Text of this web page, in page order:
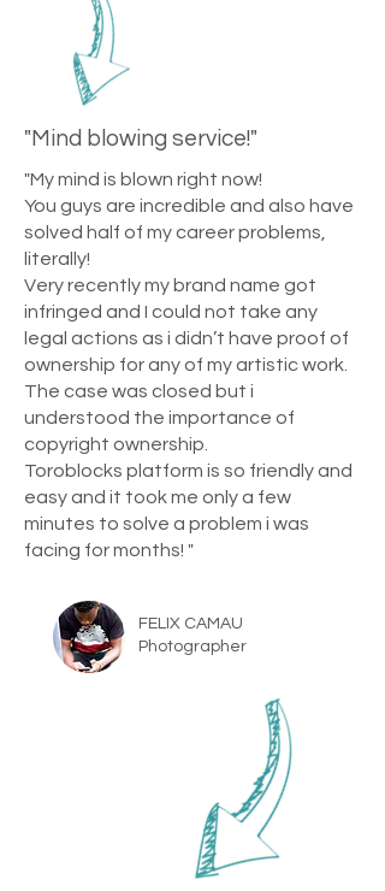
"My mind is blown right now!
You guys are incredible and also have
solved half of my career problems,
literally!
Very recently my brand name got
infringed and I could not take any
legal actions as i didn’t have proof of
ownership for any of my artistic work.
The case was closed but i
understood the importance of
copyright ownership.
Toroblocks platform is so friendly and
easy and it took me only a few
minutes to solve a problem i was
facing for months! "
FELIX CAMAU
Photographer
"Mind blowing service!"